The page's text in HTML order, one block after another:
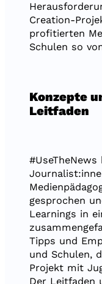
Creation-
profitierten
Schulen so
Konzepte
Leitfaden
gesprochen
Learnings in
Tipps und
und Schulen,
Projekt mit
Der Leitfaden